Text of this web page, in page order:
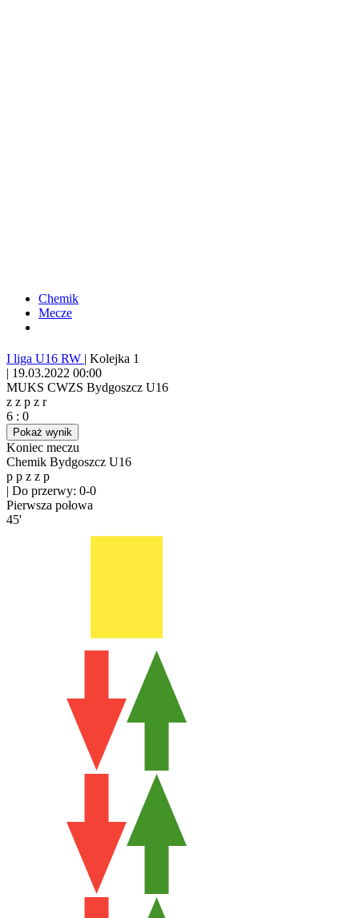
Chemik
Mecze
I liga U16 RW | Kolejka 1
| 19.03.2022 00:00
MUKS CWZS Bydgoszcz U16
z z p z r
6 : 0
Pokaż wynik
Koniec meczu
Chemik Bydgoszcz U16
p p z z p
| Do przerwy: 0-0
Pierwsza połowa
45'